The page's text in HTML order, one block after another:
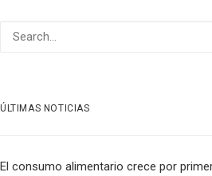
ÚLTIMAS NOTICIAS
El consumo alimentario crece por